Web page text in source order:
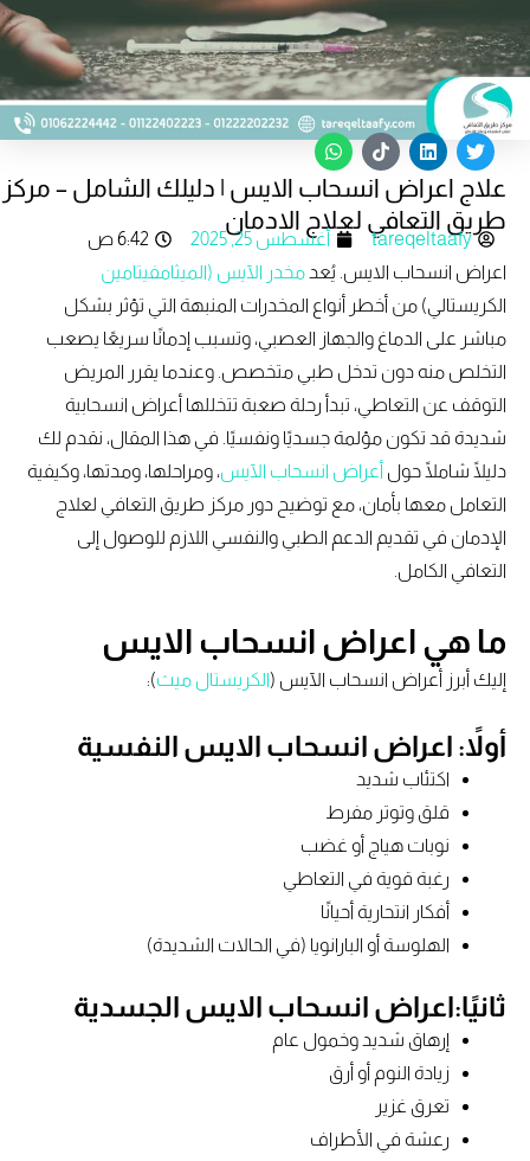
T
w
i
t
e
r
L
i
n
k
e
d
n
T
i
k
t
o
k
W
h
a
s
a
p
p
علاج اعراض انسحاب الايس | دليلك الشامل – مركز
طريق التعافي لعلاج الادمان
tareqeltaafy أغسطس 25, 2025
6:42 ص
اعراض انسحاب الايس. يُعدمخدر الآيس (الميثامفيتامين
الكريستالي) من أخطر أنواع المخدرات المنبهة التي تؤثر بشكل
مباشر على الدماغ والجهاز العصبي، وتسبب إدمانًا سريعًا يصعب
التخلص منه دون تدخل طبي متخصص. وعندما يقرر المريض
التوقف عن التعاطي، تبدأ رحلة صعبة تتخللها أعراض انسحابية
شديدة قد تكون مؤلمة جسديًا ونفسيًا. في هذا المقال، نقدم لك
دليلًا شاملًا حول أعراض انسحاب الآيس ، ومراحلها، ومدتها، وكيفية
التعامل معها بأمان، مع توضيح دور مركز طريق التعافي لعلاج
الإدمان في تقديم الدعم الطبي والنفسي اللازم للوصول إلى
التعافي الكامل.
ما هي اعراض انسحاب الايس
إليك أبرز أعراض انسحاب الآيس ( الكريستال ميث):
أولاً: اعراض انسحاب الايس النفسية
اكتئاب شديد
قلق وتوتر مفرط
نوبات هياج أو غضب
رغبة قوية في التعاطي
أفكار انتحارية أحيانًا
الهلوسة أو البارانويا (في الحالات الشديدة)
ثانيًا:اعراض انسحاب الايس الجسدية
إرهاق شديد وخمول عام
زيادة النوم أو أرق
تعرق غزير
رعشة في الأطراف